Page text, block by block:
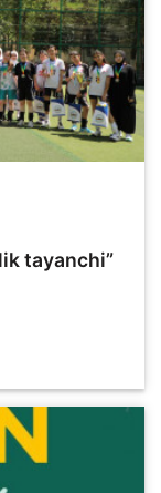
tayanchi”